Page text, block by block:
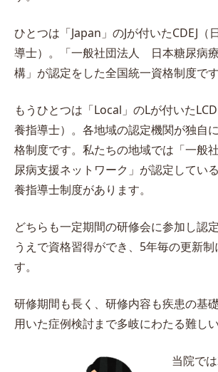
ひとつは「Japan」のJが付いたCDEJ（
導士）。「一般社団法人 日本糖尿病
構」が認定をした全国統一資格制度です
もうひとつは「Local」のLが付いた
養指導士）。各地域の認定機関が独自
格制度です。私たちの地域では「一
尿病支援ネットワーク」が認定してい
養指導士制度があります。
どちらも一定期間の研修会に参加し認
うえで資格習得ができ、5年毎の更新制
す。
研修期間も長く、研修内容も疾患の基
用いた症例検討まで多岐にわたる難しい
当院で